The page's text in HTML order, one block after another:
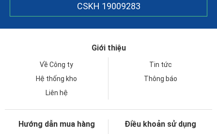
CSKH 19009283
Giới thiệu
Về Công ty
Tin tức
Hệ thống kho
Thông báo
Liên hệ
Hướng dẫn mua hàng Điều khoản sử dụng